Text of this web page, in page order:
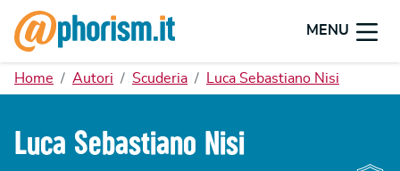
MENU
Home Autori Scuderia Luca Sebastiano Nisi
Luca Sebastiano Nisi